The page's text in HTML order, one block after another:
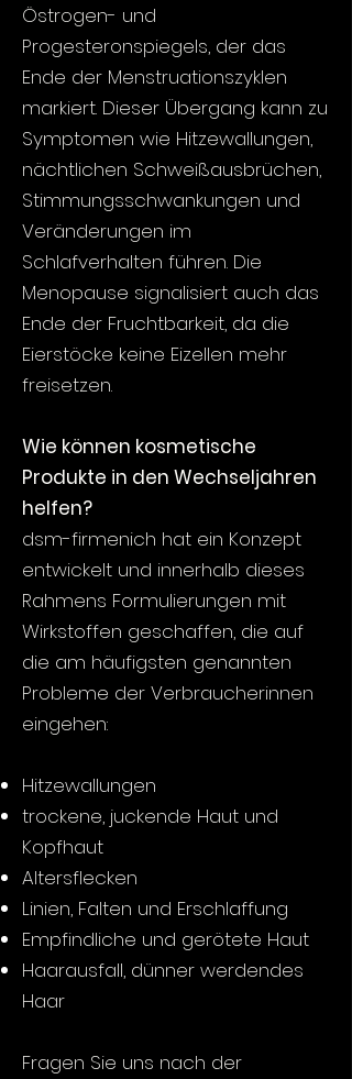
Östrogen- und
Progesteronspiegels, der das
Ende der Menstruationszyklen
markiert. Dieser Übergang kann zu
Symptomen wie Hitzewallungen,
nächtlichen Schweißausbrüchen,
Stimmungsschwankungen und
Veränderungen im
Schlafverhalten führen. Die
Menopause signalisiert auch das
Ende der Fruchtbarkeit, da die
Eierstöcke keine Eizellen mehr
freisetzen.
Wie können kosmetische
Produkte in den Wechseljahren
helfen?
dsm-firmenich hat ein Konzept
entwickelt und innerhalb dieses
Rahmens Formulierungen mit
Wirkstoffen geschaffen, die auf
die am häufigsten genannten
Probleme der Verbraucherinnen
eingehen:
Hitzewallungen
trockene, juckende Haut und
Kopfhaut
Altersflecken
Linien, Falten und Erschlaffung
Empfindliche und gerötete Haut
Haarausfall, dünner werdendes
Haar
Fragen Sie uns nach der